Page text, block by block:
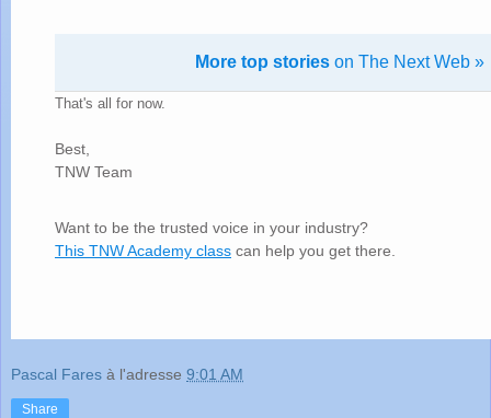
More top stories on The Next Web »
That's all for now.
Best,
TNW Team
Want to be the trusted voice in your industry?
This TNW Academy class can help you get there.
Pascal Fares à l'adresse 9:01 AM
Share